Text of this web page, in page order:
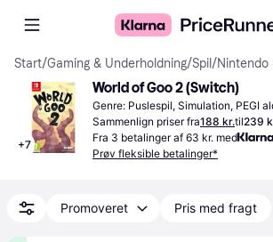
Start/Gaming & Underholdning/Spil /Nintendo
+7
World of Goo 2 (Switch)
Genre: Puslespil, Simulation, PEGI
Sammenlign priser fra188 kr.til239
Fra 3 betalinger af 63 kr. med
Prøv fleksible betalinger*
Promoveret Pris med fragt